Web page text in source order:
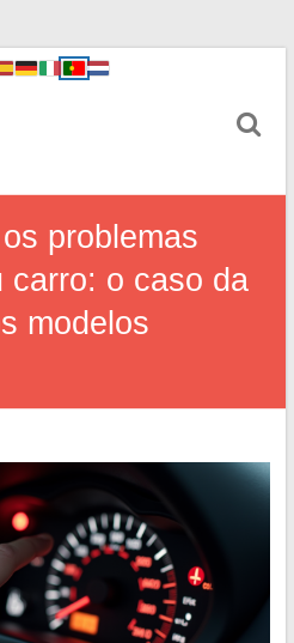
problemas
carro: o caso da
modelos